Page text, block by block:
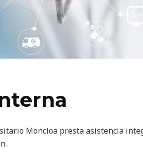
Moncloa presta asistencia